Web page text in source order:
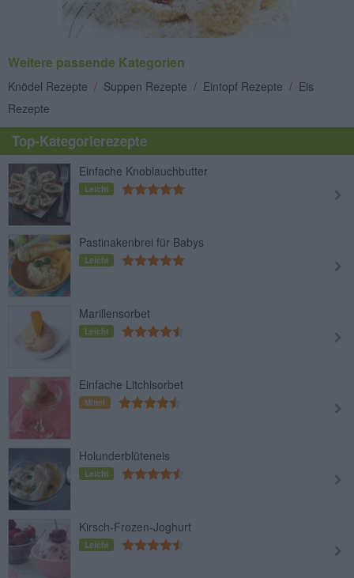
Weitere passende Kategorien
Knödel Rezepte / Suppen Rezepte / Eintopf Rezepte / Eis
Rezepte
Top-Kategorierezepte
Einfache Knoblauchbutter
Leicht
Pastinakenbrei für Babys
Leicht
Marillensorbet
Leicht
Einfache Litchisorbet
Mittel
Holunderblüteneis
Leicht
Kirsch-Frozen-Joghurt
Leicht